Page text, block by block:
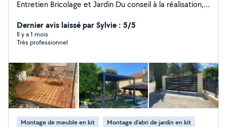
Entretien Bricolage et Jardin Du conseil à la réalisation,
esthétiques. Agréé Service à la Personne : vous pouvez
bénéficier d'un crédit d'impôt égal à 50 % de vos
dépenses annuelles (Plafond spécifique par activités sur
Entretien de la maison) Carte Bancaire acceptée CESU
préfinancés acceptés
Dernier avis laissé par Sylvie : 5/5
Il y a 1 mois
Très professionnel
Montage de meuble en kit Montage d'abri de jardin en kit